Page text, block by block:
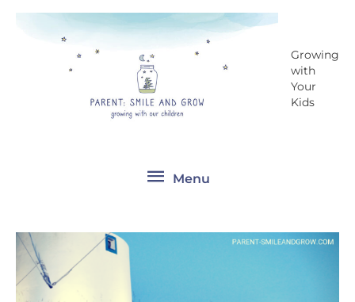
Aller
Growing
with
Your
Kids
Menu
Menu